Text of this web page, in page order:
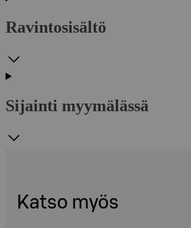
Ravintosisältö
Sijainti myymälässä
Katso myös